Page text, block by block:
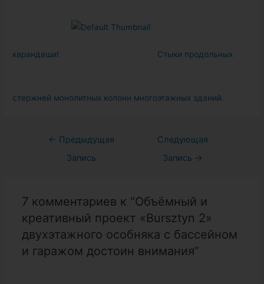
карандаши! Стыки продольных
стержней монолитных колонн многоэтажных зданий.
Навигация
← Предыдущая
Запись
Следующая
Запись →
7 комментариев к “Объёмный и
креативный проект «Bursztyn 2»
двухэтажного особняка с бассейном
и гаражом достоин внимания”